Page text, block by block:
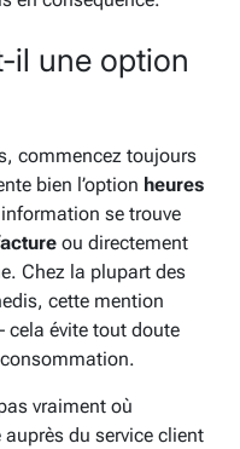
il une option
commencez toujours
bien l’option heures
se trouve
ou directement
Chez la plupart des
cette mention
cela évite tout doute
vraiment où
du service client